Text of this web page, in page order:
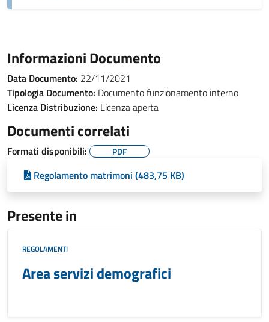
Informazioni Documento
Data Documento: 22/11/2021
Tipologia Documento: Documento funzionamento interno
Licenza Distribuzione: Licenza aperta
Documenti correlati
Formati disponibili: PDF
Regolamento matrimoni (483,75 KB)
Presente in
REGOLAMENTI
Area servizi demografici